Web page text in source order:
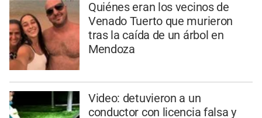
Quiénes eran los vecinos de
Venado Tuerto que murieron
tras la caída de un árbol en
Mendoza
Video: detuvieron a un
conductor con licencia falsa y